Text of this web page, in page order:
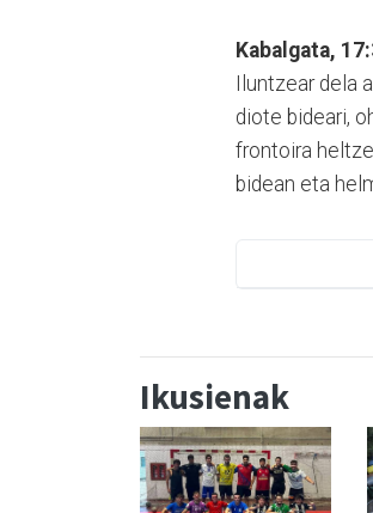
Kabalgata,
Iluntzear dela
diote bideari,
frontoira
bidean eta
Ikusienak